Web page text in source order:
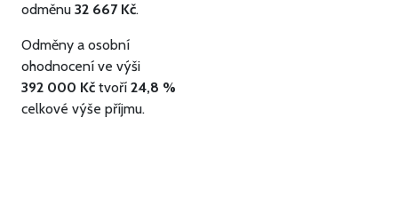
odměnu 32 667 Kč.
Odměny a osobní
ohodnocení ve výši
392 000 Kč tvoří 24,8 %
celkové výše příjmu.